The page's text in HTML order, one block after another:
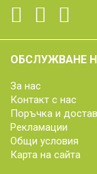
ОБСЛУЖВАНЕ
За нас
Контакт с нас
Поръчка и
Рекламации
Общи условия
Карта на сайта